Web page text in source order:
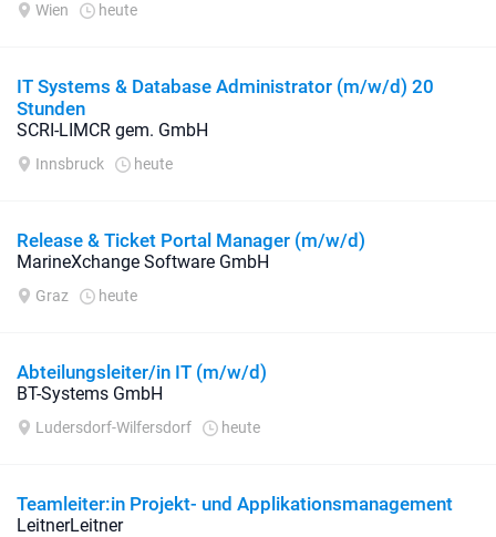
Wien
heute
IT Systems & Database Administrator (m/w/d) 20
Stunden
SCRI-LIMCR gem. GmbH
Innsbruck heute
Release & Ticket Portal Manager (m/w/d)
MarineXchange Software GmbH
Graz heute
Abteilungsleiter/in IT (m/w/d)
BT-Systems GmbH
Ludersdorf-Wilfersdorf heute
Teamleiter:in Projekt- und Applikationsmanagement
LeitnerLeitner